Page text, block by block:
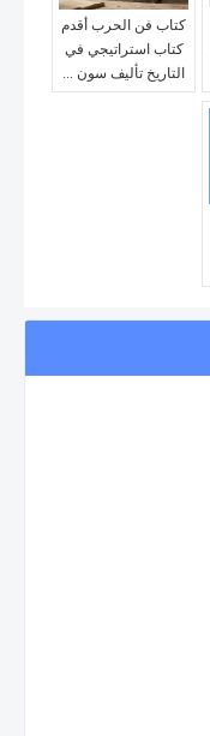
كتاب فن الحرب أقدم
كتاب استراتيجي في
التاريخ تأليف سون ...